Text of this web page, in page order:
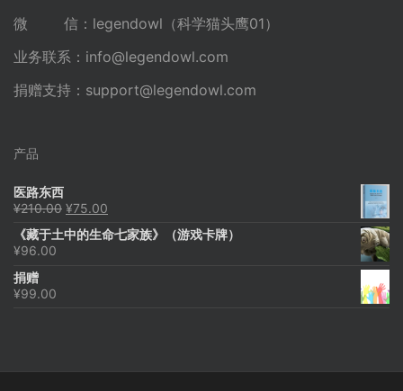
微 信：legendowl（科学猫头鹰01）
业务联系： info@legendowl.com
捐赠支持： support@legendowl.com
产品
医路东西
¥210.00 原
为：
¥75.00
价
《藏于土中的生命七家族》（游戏卡牌）
¥96.00
捐赠
¥99.00